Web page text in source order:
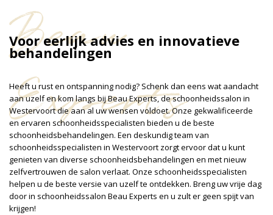
Beau
Experts
Voor eerlijk advies en innovatieve
behandelingen
Heeft u rust en ontspanning nodig? Schenk dan eens wat aandacht
aan uzelf en kom langs bij Beau Experts, de schoonheidssalon in
Westervoort die aan al uw wensen voldoet. Onze gekwalificeerde
en ervaren schoonheidsspecialisten bieden u de beste
schoonheidsbehandelingen. Een deskundig team van
schoonheidsspecialisten in Westervoort zorgt ervoor dat u kunt
genieten van diverse schoonheidsbehandelingen en met nieuw
zelfvertrouwen de salon verlaat. Onze schoonheidsspecialisten
helpen u de beste versie van uzelf te ontdekken. Breng uw vrije dag
door in schoonheidssalon Beau Experts en u zult er geen spijt van
krijgen!